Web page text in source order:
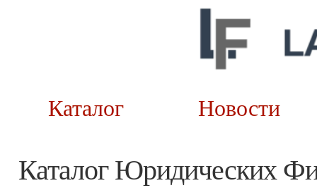
Каталог
Каталог Юридических